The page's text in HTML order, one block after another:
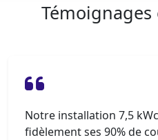
Témoignages
Notre installation 7,5
fidèlement ses 90% de